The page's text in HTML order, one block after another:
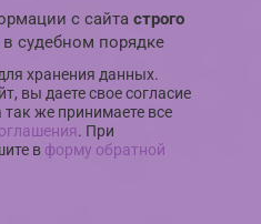
с сайта строго
в судебном порядке
хранения данных.
вы даете свое согласие
же принимаете все
. При
в форму обратной